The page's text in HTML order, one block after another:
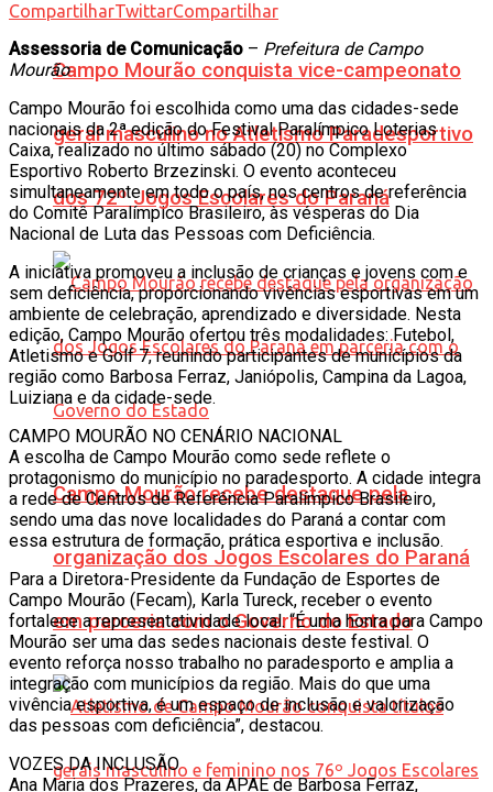
Campo Mourão conquista vice-campeonato
geral masculino no Atletismo Paradesportivo
dos 72º Jogos Escolares do Paraná
Campo Mourão recebe destaque pela
organização dos Jogos Escolares do Paraná
em parceria com o Governo do Estado
CompartilharTwittarCompartilhar
Assessoria de Comunicação – Prefeitura de Campo
Mourão
Campo Mourão foi escolhida como uma das cidades-sede
nacionais da 2ª edição do Festival Paralímpico Loterias
Caixa, realizado no último sábado (20) no Complexo
Esportivo Roberto Brzezinski. O evento aconteceu
simultaneamente em todo o país, nos centros de referência
do Comitê Paralímpico Brasileiro, às vésperas do Dia
Nacional de Luta das Pessoas com Deficiência.
A iniciativa promoveu a inclusão de crianças e jovens com e
sem deficiência, proporcionando vivências esportivas em um
ambiente de celebração, aprendizado e diversidade. Nesta
edição, Campo Mourão ofertou três modalidades: Futebol,
Atletismo e Golf 7, reunindo participantes de municípios da
região como Barbosa Ferraz, Janiópolis, Campina da Lagoa,
Luiziana e da cidade-sede.
CAMPO MOURÃO NO CENÁRIO NACIONAL
A escolha de Campo Mourão como sede reflete o
protagonismo do município no paradesporto. A cidade integra
a rede de Centros de Referência Paralímpico Brasileiro,
sendo uma das nove localidades do Paraná a contar com
essa estrutura de formação, prática esportiva e inclusão.
Para a Diretora-Presidente da Fundação de Esportes de
Campo Mourão (Fecam), Karla Tureck, receber o evento
fortalece a representatividade local. “É uma honra para Campo
Mourão ser uma das sedes nacionais deste festival. O
evento reforça nosso trabalho no paradesporto e amplia a
integração com municípios da região. Mais do que uma
vivência esportiva, é um espaço de inclusão e valorização
das pessoas com deficiência”, destacou.
VOZES DA INCLUSÃO
Ana Maria dos Prazeres, da APAE de Barbosa Ferraz,